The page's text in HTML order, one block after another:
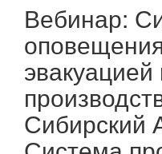
Вебинар:
Сибирский